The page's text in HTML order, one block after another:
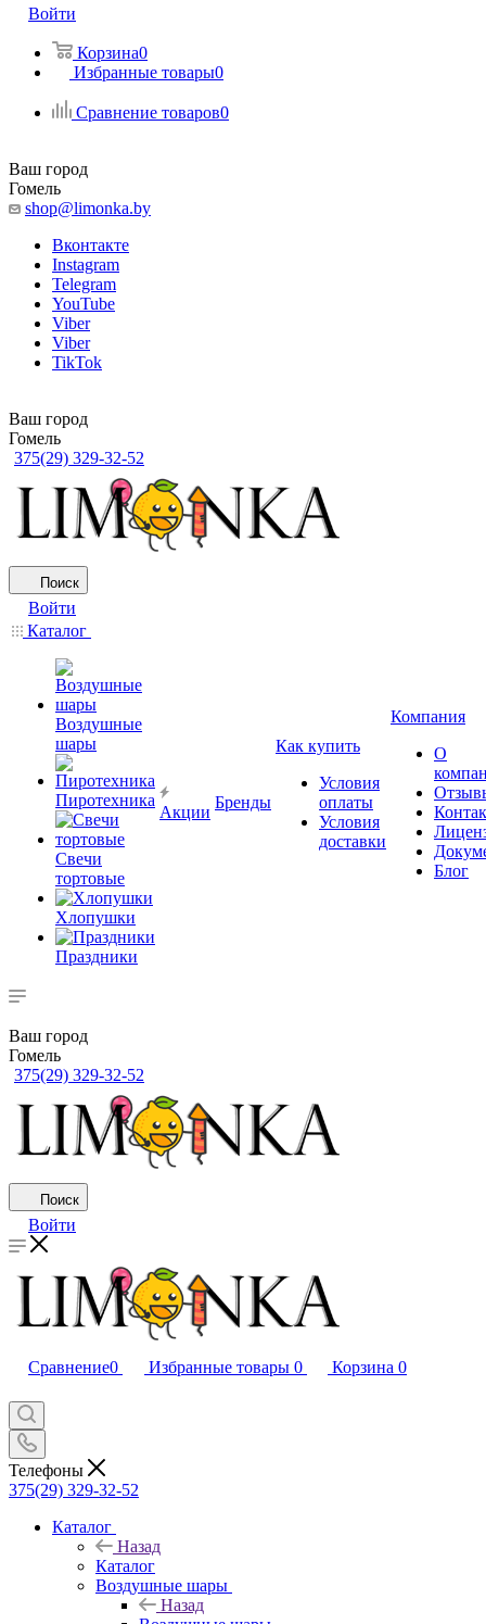
Войти
Корзина0
Избранные товары0
Сравнение товаров0
Ваш город
Гомель
shop@limonka.by
Вконтакте
Instagram
Telegram
YouTube
Viber
Viber
TikTok
Ваш город
Гомель
375(29) 329-32-52
Поиск
Войти
Каталог
Воздушные
шары
Пиротехника
Свечи
тортовые
Хлопушки
Праздники
Акции
Бренды
Как купить
Условия
оплаты
Условия
доставки
Компания
О
Блог
Ваш город
Гомель
375(29) 329-32-52
Поиск
Войти
Сравнение0 Избранные товары 0 Корзина 0
Телефоны
375(29) 329-32-52
Каталог
Назад
Каталог
Воздушные шары
Назад